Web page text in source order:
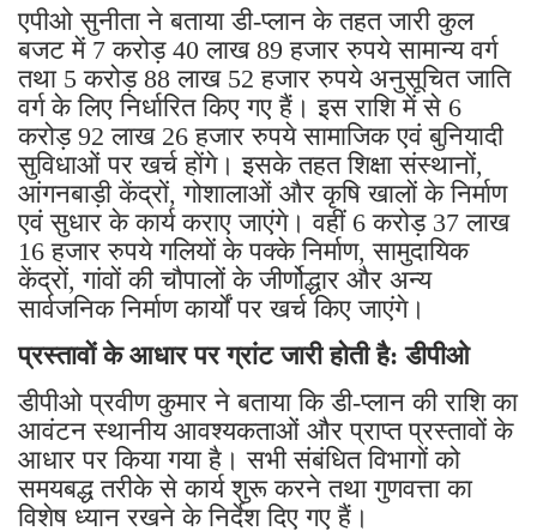
एपीओ सुनीता ने बताया डी-प्लान के तहत जारी कुल
बजट में 7 करोड़ 40 लाख 89 हजार रुपये सामान्य वर्ग
तथा 5 करोड़ 88 लाख 52 हजार रुपये अनुसूचित जाति
वर्ग के लिए निर्धारित किए गए हैं। इस राशि में से 6
करोड़ 92 लाख 26 हजार रुपये सामाजिक एवं बुनियादी
सुविधाओं पर खर्च होंगे। इसके तहत शिक्षा संस्थानों,
आंगनबाड़ी केंद्रों, गोशालाओं और कृषि खालों के निर्माण
एवं सुधार के कार्य कराए जाएंगे। वहीं 6 करोड़ 37 लाख
16 हजार रुपये गलियों के पक्के निर्माण, सामुदायिक
केंद्रों, गांवों की चौपालों के जीर्णोद्धार और अन्य
सार्वजनिक निर्माण कार्यों पर खर्च किए जाएंगे।
प्रस्तावों के आधार पर ग्रांट जारी होती है: डीपीओ
डीपीओ प्रवीण कुमार ने बताया कि डी-प्लान की राशि का
आवंटन स्थानीय आवश्यकताओं और प्राप्त प्रस्तावों के
आधार पर किया गया है। सभी संबंधित विभागों को
समयबद्ध तरीके से कार्य शुरू करने तथा गुणवत्ता का
विशेष ध्यान रखने के निर्देश दिए गए हैं।